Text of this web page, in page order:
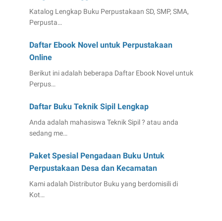
Katalog Lengkap Buku Perpustakaan SD, SMP, SMA,
Perpusta…
Daftar Ebook Novel untuk Perpustakaan
Online
Berikut ini adalah beberapa Daftar Ebook Novel untuk
Perpus…
Daftar Buku Teknik Sipil Lengkap
Anda adalah mahasiswa Teknik Sipil ? atau anda
sedang me…
Paket Spesial Pengadaan Buku Untuk
Perpustakaan Desa dan Kecamatan
Kami adalah Distributor Buku yang berdomisili di
Kot…